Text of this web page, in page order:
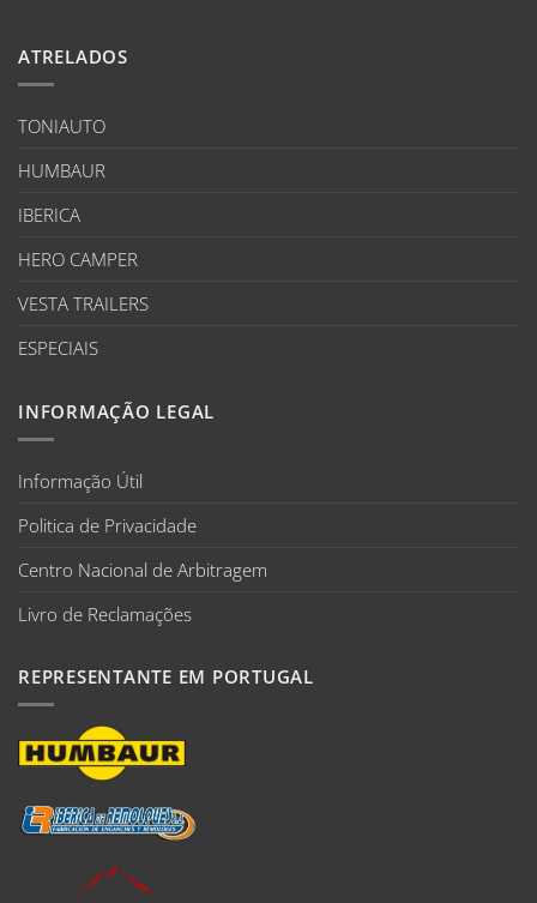
ATRELADOS
TONIAUTO
HUMBAUR
IBERICA
HERO CAMPER
VESTA TRAILERS
ESPECIAIS
INFORMAÇÃO LEGAL
Informação Útil
Politica de Privacidade
Centro Nacional de Arbitragem
Livro de Reclamações
REPRESENTANTE EM PORTUGAL